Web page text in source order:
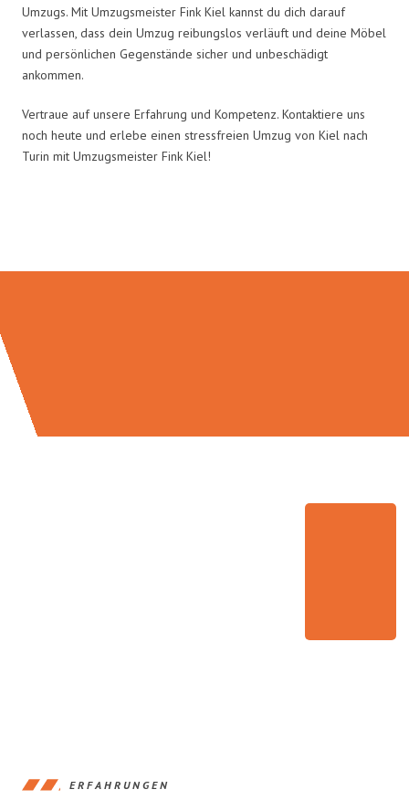
Umzugs. Mit Umzugsmeister Fink Kiel kannst du dich darauf
verlassen, dass dein Umzug reibungslos verläuft und deine Möbel
und persönlichen Gegenstände sicher und unbeschädigt
ankommen.
Vertraue auf unsere Erfahrung und Kompetenz. Kontaktiere uns
noch heute und erlebe einen stressfreien Umzug von Kiel nach
Turin mit Umzugsmeister Fink Kiel!
ERFAHRUNGEN